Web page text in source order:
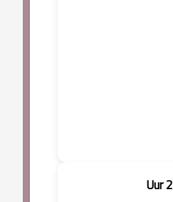
Uur 2